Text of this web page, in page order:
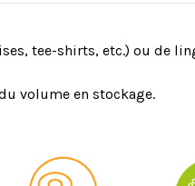
tee-shirts, etc.) ou de
volume en stockage.